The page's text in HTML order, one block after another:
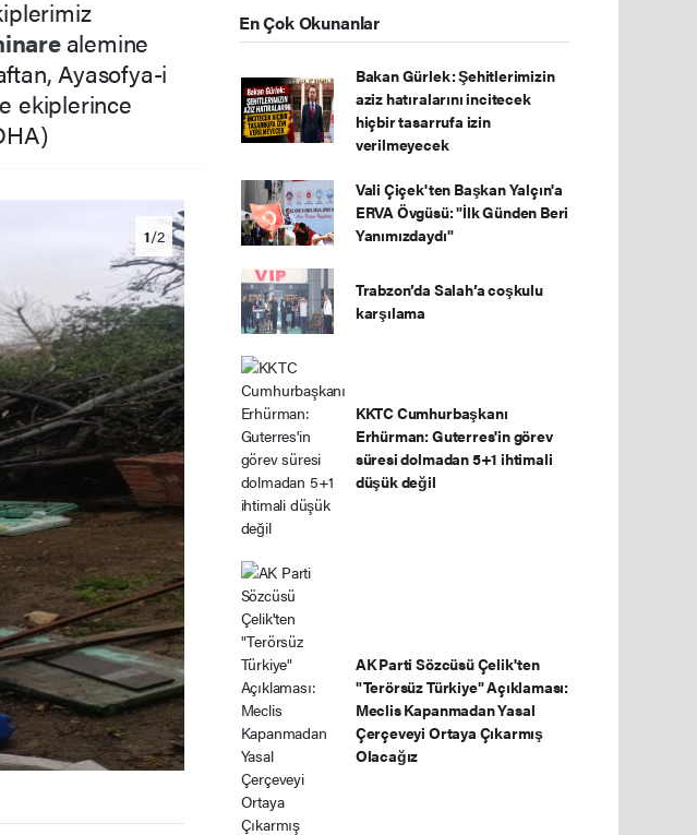
alemine
Ayasofya-i
ekiplerince
1/2
En Çok Okunanlar
Bakan Gürlek: Şehitlerimizin
aziz hatıralarını incitecek
hiçbir tasarrufa izin
verilmeyecek
Vali Çiçek'ten Başkan Yalçın'a
ERVA Övgüsü: "İlk Günden Beri
Yanımızdaydı"
Trabzon’da Salah’a coşkulu
karşılama
KKTC Cumhurbaşkanı
Erhürman: Guterres'in görev
süresi dolmadan 5+1 ihtimali
düşük değil
AK Parti Sözcüsü Çelik'ten
"Terörsüz Türkiye" Açıklaması:
Meclis Kapanmadan Yasal
Çerçeveyi Ortaya Çıkarmış
Olacağız